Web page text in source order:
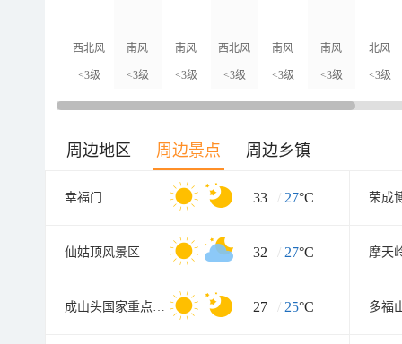
西北风
<3级
南风
<3级
南风
<3级
西北风
<3级
南风
<3级
南风
<3级
北风
<3级
周边地区 周边景点 周边乡镇
幸福门 33 / 27°C 荣成
仙姑顶风景区 32 / 27°C
成山头国家重点风景名胜区 27 / 25°C